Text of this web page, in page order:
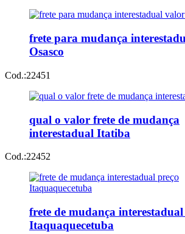
frete para mudança
Osasco
Cod.:22451
qual o valor frete de mudança
interestadual Itatiba
Cod.:22452
frete de mudança interestadual
Itaquaquecetuba